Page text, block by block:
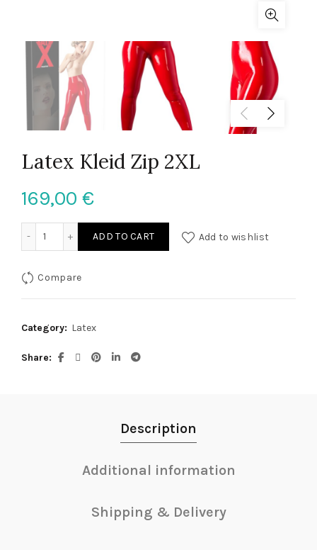
Latex Kleid Zip 2XL
169,00 €
ADD TO CART Add to wishlist
Compare
Category: Latex
Share
Description
Additional information
Shipping & Delivery